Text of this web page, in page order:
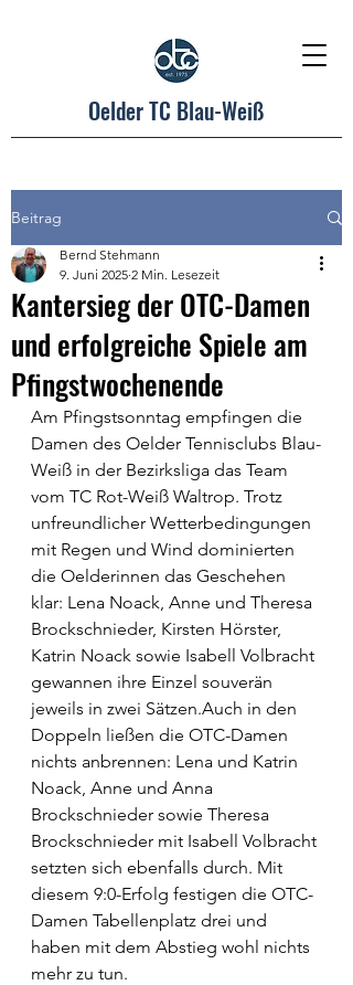
Oelder TC Blau-Weiß
Beitrag
Kantersieg der OTC-Damen
und erfolgreiche Spiele am
Pfingstwochenende
Bernd Stehmann
9. Juni 2025 2 Min. Lesezeit
Am Pfingstsonntag empfingen die
Damen des Oelder Tennisclubs Blau-
Weiß in der Bezirksliga das Team
vom TC Rot-Weiß Waltrop. Trotz
unfreundlicher Wetterbedingungen
mit Regen und Wind dominierten
die Oelderinnen das Geschehen
klar: Lena Noack, Anne und Theresa
Brockschnieder, Kirsten Hörster,
Katrin Noack sowie Isabell Volbracht
gewannen ihre Einzel souverän
jeweils in zwei Sätzen.Auch in den
Doppeln ließen die OTC-Damen
nichts anbrennen: Lena und Katrin
Noack, Anne und Anna
Brockschnieder sowie Theresa
Brockschnieder mit Isabell Volbracht
setzten sich ebenfalls durch. Mit
diesem 9:0-Erfolg festigen die OTC-
Damen Tabellenplatz drei und
haben mit dem Abstieg wohl nichts
mehr zu tun.